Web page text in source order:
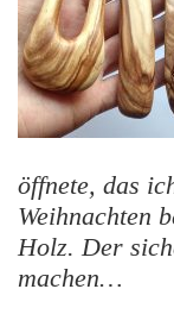
öffnete, das
Weihnachten
Holz. Der
machen…